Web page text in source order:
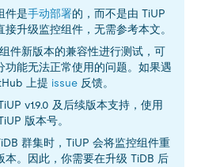
件是手动部署的，而不是由 TiUP
升级监控组件，无需参考本文。
件新版本的兼容性进行测试，可
功能无法正常使用的问题。如果遇
上提 issue 反馈。
v1.9.0 及后续版本支持，使用
版本号。
群集时，TiUP 会将监控组件重
本。因此，你需要在升级 TiDB 后